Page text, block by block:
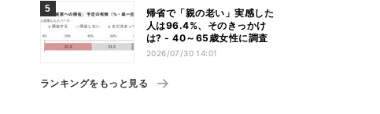
帰省で「親の老い」実感した
人は96.4%、そのきっかけ
は? - 40～65歳女性に調査
2026/07/30 14:01
ランキングをもっと見る